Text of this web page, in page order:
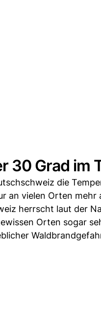
30 Grad im
die
an vielen Orten mehr
herrscht laut der
Orten sogar